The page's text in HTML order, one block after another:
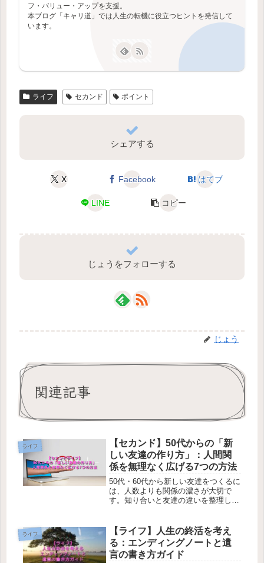
フ・バリュー・アップを支援。
本ブログ「キャリ道」では人生の転機に役立つヒントを発信して
います。
ライフ セカンド ポイント
シェアする
X Facebook はてブ
LINE コピー
じょうをフォローする
じょう
関連記事
ライフ
【セカンド】50代からの「新
しい友達の作り方」：人間関
係を無理なく広げる7つの方法
50代・60代から新しい友達をつくるに
は、人数よりも関係の濃さが大切で
す。知り合いと友達の違いを整理し、
具体的な方法を紹介します。
ライフ
【ライフ】人生の終活を考え
る：エンディングノートと遺
言の書き方ガイド